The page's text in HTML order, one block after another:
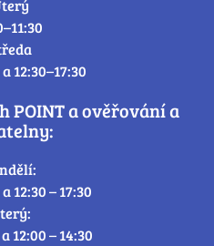
12:30–17:30
POINT a ověřování a
12:30 – 17:30
12:00 – 14:30